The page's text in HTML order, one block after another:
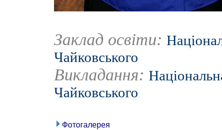
Заклад освіти:
Чайковського
Викладання:
Чайковського
Фотогалерея